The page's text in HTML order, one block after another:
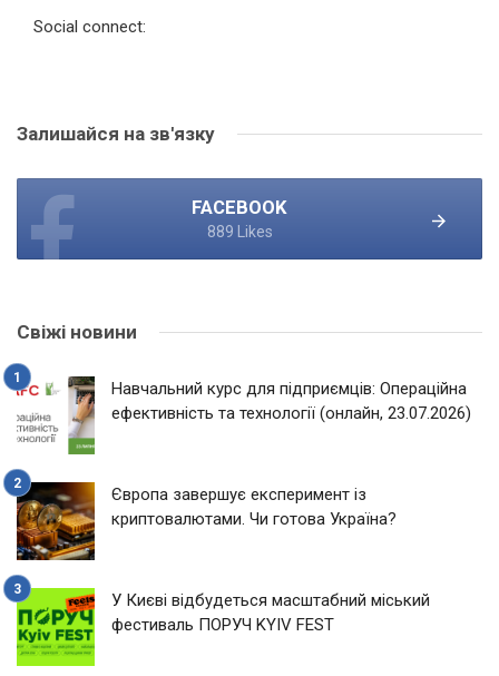
Social connect:
Залишайся на зв'язку
FACEBOOK
889 Likes
Свіжі новини
Навчальний курс для підприємців: Операційна
ефективність та технології (онлайн, 23.07.2026)
Європа завершує експеримент із
криптовалютами. Чи готова Україна?
У Києві відбудеться масштабний міський
фестиваль ПОРУЧ KYIV FEST